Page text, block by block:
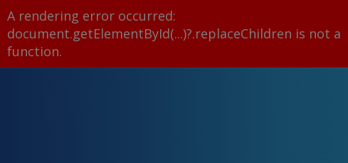
A rendering error occurred:
document.getElementById(...)?.replaceChildren is not a
function.